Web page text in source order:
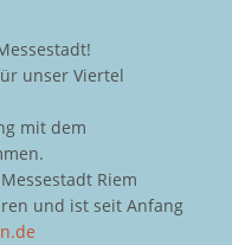
unser Viertel
mit dem
Riem
und ist seit Anfang